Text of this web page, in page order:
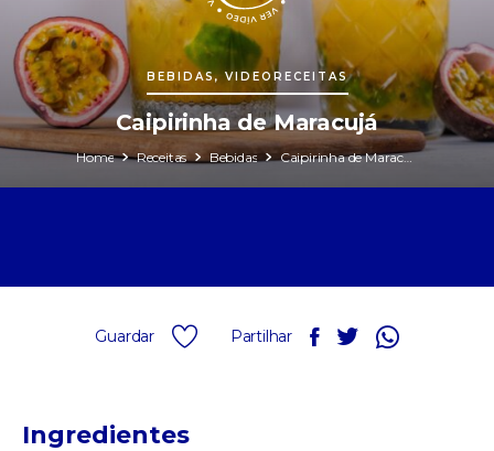
BEBIDAS, VIDEORECEITAS
Caipirinha de Maracujá
Home Receitas Bebidas Caipirinha de Maracujá
Guardar Partilhar
Ingredientes